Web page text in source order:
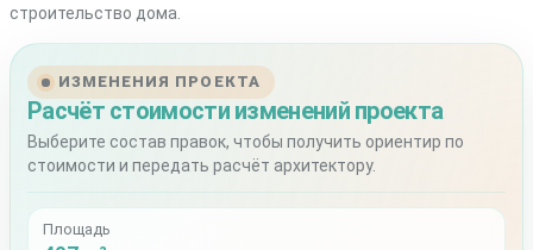
строительство дома.
ИЗМЕНЕНИЯ ПРОЕКТА
Расчёт стоимости изменений проекта
Выберите состав правок, чтобы получить ориентир по
стоимости и передать расчёт архитектору.
Площадь